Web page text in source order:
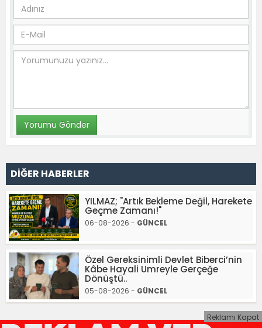
DİĞER HABERLER
YILMAZ; "Artık Bekleme Değil, Harekete
Geçme Zamanı!"
06-08-2026 - GÜNCEL
Özel Gereksinimli Devlet Biberci’nin
Kâbe Hayali Umreyle Gerçeğe
Dönüştü..
05-08-2026 - GÜNCEL
Reklamı Kapat